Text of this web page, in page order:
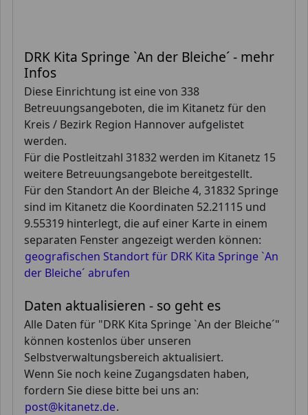
DRK Kita Springe `An der Bleiche´ - mehr
Infos
Diese Einrichtung ist eine von 338
Betreuungsangeboten, die im Kitanetz für den
Kreis / Bezirk Region Hannover aufgelistet
werden.
Für die Postleitzahl 31832 werden im Kitanetz 15
weitere Betreuungsangebote bereitgestellt.
Für den Standort An der Bleiche 4, 31832 Springe
sind im Kitanetz die Koordinaten 52.21115 und
9.55319 hinterlegt, die auf einer Karte in einem
separaten Fenster angezeigt werden können:
geografischen Standort für DRK Kita Springe `An
der Bleiche´ abrufen
Daten aktualisieren - so geht es
Alle Daten für "DRK Kita Springe `An der Bleiche´"
können kostenlos über unseren
Selbstverwaltungsbereich aktualisiert.
Wenn Sie noch keine Zugangsdaten haben,
fordern Sie diese bitte bei uns an:
post@kitanetz.de.